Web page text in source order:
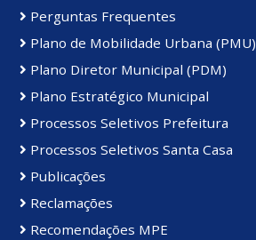
Perguntas Frequentes
Plano de Mobilidade Urbana (PMU)
Plano Diretor Municipal (PDM)
Plano Estratégico Municipal
Processos Seletivos Prefeitura
Processos Seletivos Santa Casa
Publicações
Reclamações
Recomendações MPE